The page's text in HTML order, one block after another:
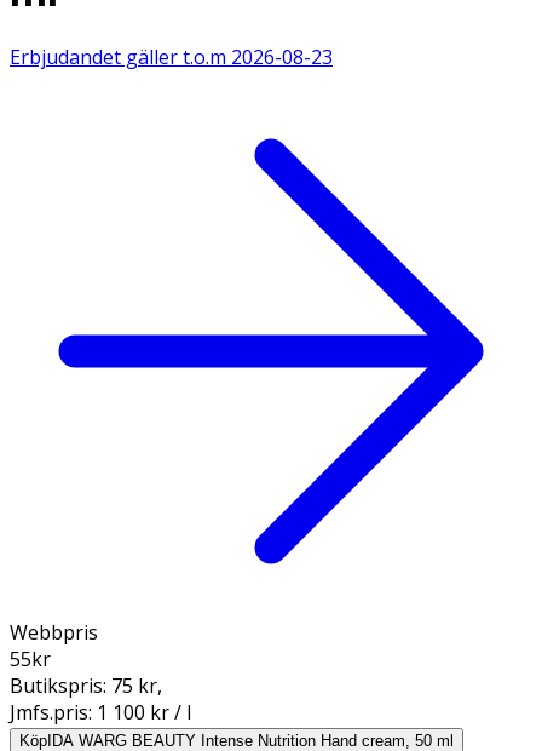
Erbjudandet gäller t.o.m 2026-08-23
Webbpris
55kr
Butikspris: 75 kr,
Jmfs.pris: 1 100 kr / l
KöpIDA WARG BEAUTY Intense Nutrition Hand cream, 50 ml